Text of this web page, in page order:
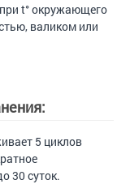
t° окружающего
валиком или
5 циклов
30 суток.